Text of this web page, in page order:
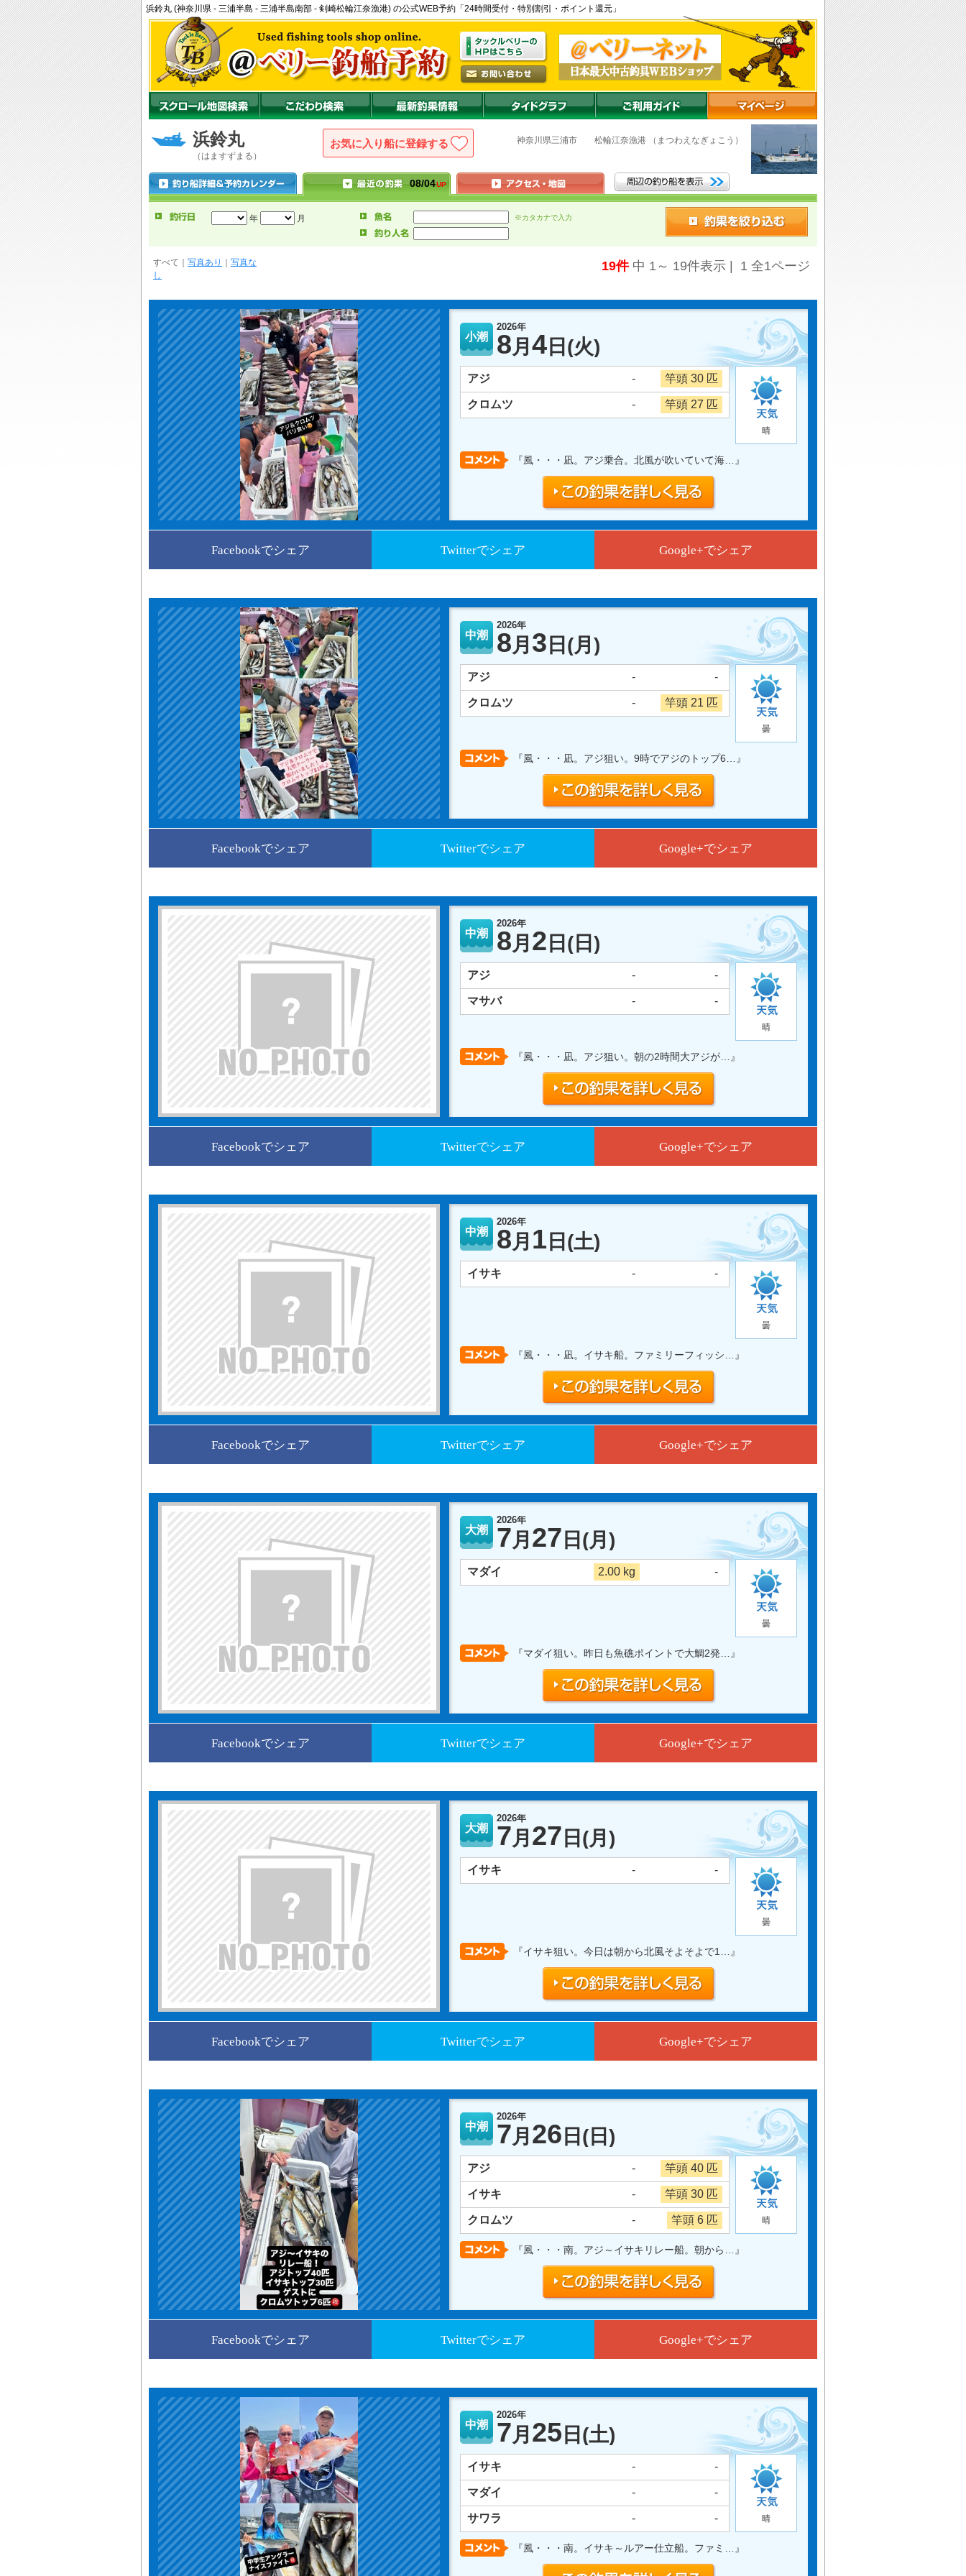
浜鈴丸 (神奈川県 - 三浦半島 - 三浦半島南部 - 剣崎松輪江奈漁港) の公式WEB予約「24時間受付・特別割引・ポイント還元」
浜鈴丸
（はますずまる）
お気に入り船に登録 神奈川県三浦市 松輪江奈漁港 （まつわえなぎょこう）
08/04UP
年 月 ※カタカナで入力
すべて 写真あり
写真な
し
19件中 1～ 19件表示 | 1 全1ページ
小潮
2026年
8月 4 日 (火)
アジ - 竿頭 30 匹
クロムツ - 竿頭 27 匹
晴
『風・・・凪。アジ乗合。北風が吹いていて海… 』
Facebookでシェア Twitterでシェア Google+でシェア
中潮
2026年
8月 3 日 (月)
アジ - -
クロムツ - 竿頭 21 匹
曇
『風・・・凪。アジ狙い。9時でアジのトップ6… 』
Facebookでシェア Twitterでシェア Google+でシェア
中潮
2026年
8月 2 日 (日)
アジ - -
マサバ - -
晴
『風・・・凪。アジ狙い。朝の2時間大アジが… 』
Facebookでシェア Twitterでシェア Google+でシェア
中潮
2026年
8月 1 日 (土)
イサキ - -
曇
『風・・・凪。イサキ船。ファミリーフィッシ… 』
Facebookでシェア Twitterでシェア Google+でシェア
大潮
2026年
7月 27 日 (月)
マダイ 2.00 kg -
曇
『マダイ狙い。昨日も魚礁ポイントで大鯛2発… 』
Facebookでシェア Twitterでシェア Google+でシェア
大潮
2026年
7月 27 日 (月)
イサキ - -
曇
『イサキ狙い。今日は朝から北風そよそよで1… 』
Facebookでシェア Twitterでシェア Google+でシェア
中潮
2026年
7月 26 日 (日)
アジ - 竿頭 40 匹
イサキ - 竿頭 30 匹
クロムツ - 竿頭 6 匹 晴
『風・・・南。アジ～イサキリレー船。朝から… 』
Facebookでシェア Twitterでシェア Google+でシェア
中潮
2026年
7月 25 日 (土)
イサキ - -
マダイ - -
サワラ - - 晴
『風・・・南。イサキ～ルアー仕立船。ファミ… 』